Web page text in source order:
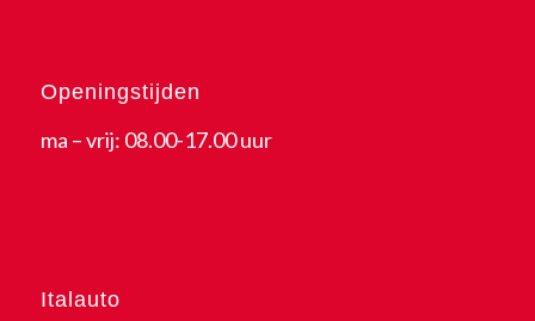
Openingstijden
ma – vrij: 08.00-17.00 uur
Italauto